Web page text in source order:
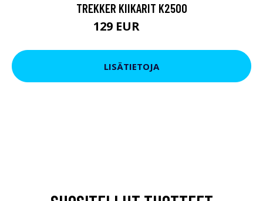
TREKKER KIIKARIT K2500
129 EUR
LISÄTIETOJA